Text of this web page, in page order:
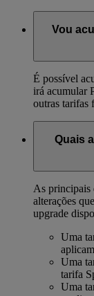
Vou
É possível
irá acumular
outras tarifas
Quais
As principais
alterações
upgrade
Uma
Uma
tarifa
Uma